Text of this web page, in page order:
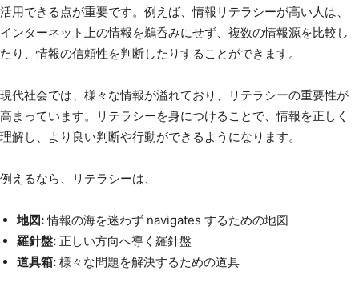
活用できる点が重要です。例えば、情報リテラシーが高い人は、
インターネット上の情報を鵜呑みにせず、複数の情報源を比較し
たり、情報の信頼性を判断したりすることができます。
現代社会では、様々な情報が溢れており、リテラシーの重要性が
高まっています。リテラシーを身につけることで、情報を正しく
理解し、より良い判断や行動ができるようになります。
例えるなら、リテラシーは、
地図:情報の海を迷わず navigates するための地図
羅針盤: 正しい方向へ導く羅針盤
道具箱: 様々な問題を解決するための道具